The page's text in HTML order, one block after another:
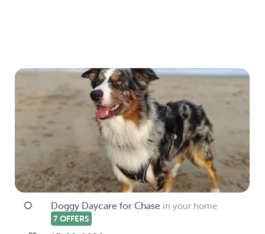
Doggy Daycare for Chase in your home
7 OFFERS